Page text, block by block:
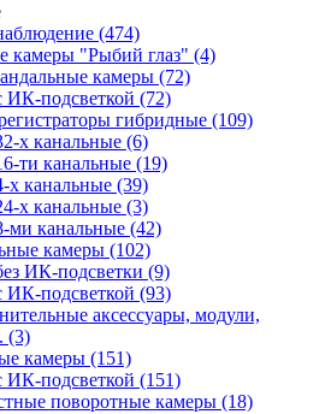
(474)
камеры "Рыбий глаз" (4)
камеры (72)
ИК-подсветкой (72)
гибридные (109)
х канальные (6)
ти канальные (19)
х канальные (39)
х канальные (3)
ми канальные (42)
камеры (102)
ИК-подсветки (9)
ИК-подсветкой (93)
аксессуары, модули,
(3)
камеры (151)
ИК-подсветкой (151)
поворотные камеры (18)